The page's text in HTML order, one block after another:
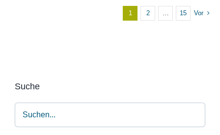
1 2 … 15 Vor
Suche